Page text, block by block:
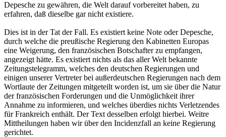
Depesche zu gewähren, die Welt darauf vorbereitet haben, zu
erfahren, daß dieselbe gar nicht existiere.
Dies ist in der Tat der Fall. Es existiert keine Note oder Depesche,
durch welche die preußische Regierung den Kabinetten Europas
eine Weigerung, den französischen Botschafter zu empfangen,
angezeigt hätte. Es existiert nichts als das aller Welt bekannte
Zeitungstelegramm, welches den deutschen Regierungen und
einigen unserer Vertreter bei außerdeutschen Regierungen nach dem
Wortlaute der Zeitungen mitgeteilt worden ist, um sie über die Natur
der französischen Forderungen und die Unmöglichkeit ihrer
Annahme zu informieren, und welches überdies nichts Verletzendes
für Frankreich enthält. Der Text desselben erfolgt hierbei. Weitre
Mittheilungen haben wir über den Incidenzfall an keine Regierung
gerichtet.